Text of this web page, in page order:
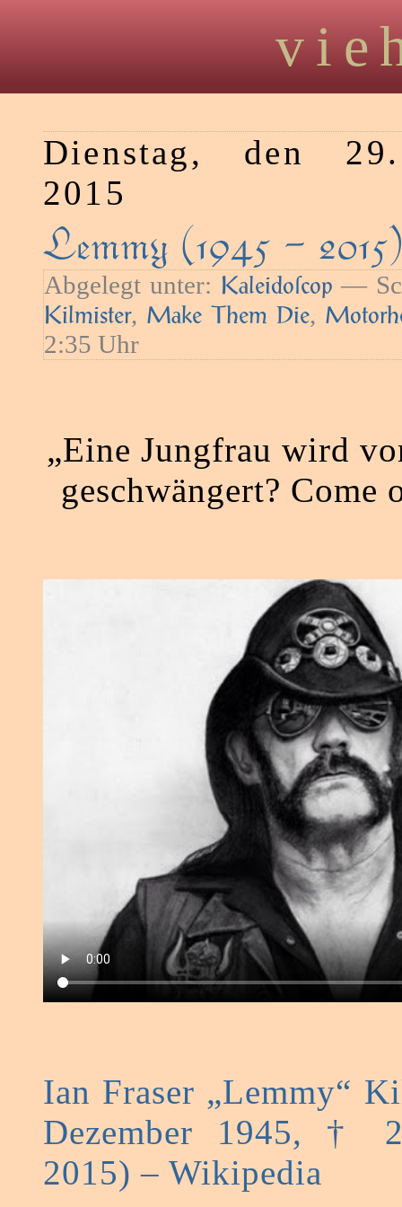
Dienstag, den
2015
Lemmy (1945 –
Abgelegt unter: Kaleidoſcop —
Kilmister, Make Them Die,
2:35 Uhr
„Eine Jungfrau wird
geschwängert? Come
Ian Fraser „Lemmy“
Dezember 1945, †
2015) – Wikipedia